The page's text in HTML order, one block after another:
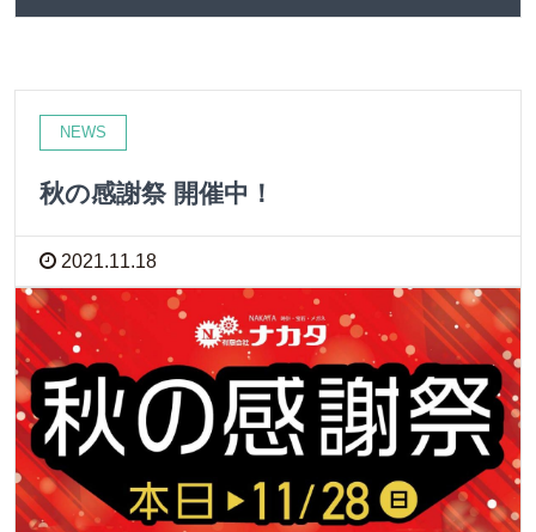
NEWS
秋の感謝祭 開催中！
2021.11.18